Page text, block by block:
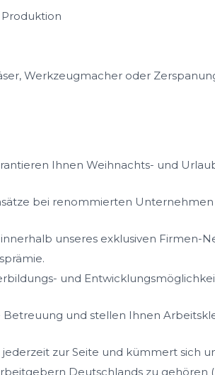
Werkzeugmacher oder
Ihnen Weihnachts- und
bei renommierten
unseres exklusiven Firmen-
und
und stellen Ihnen
zur Seite und kümmert sich
Deutschlands zu gehören (